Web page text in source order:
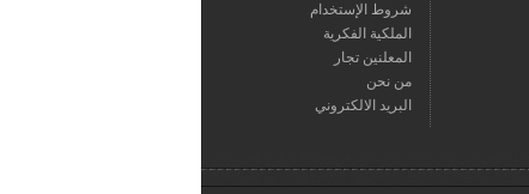
شروط الإستخدام
الملكية الفكرية
المعلنين تجار
من نحن
البريد الالكتروني